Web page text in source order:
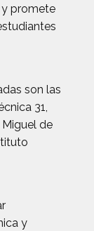
y promete
son las
31,
de
y